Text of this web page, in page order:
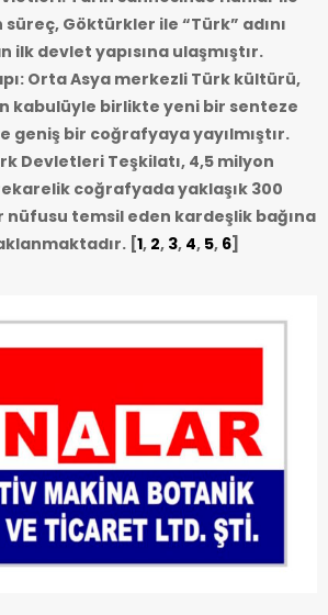
Göktürkler ile “Türk” adını
ilk devlet yapısına ulaşmıştır.
Orta Asya merkezli Türk kültürü,
kabulüyle birlikte yeni bir senteze
geniş bir coğrafyaya yayılmıştır.
Devletleri Teşkilatı, 4,5 milyon
coğrafyada yaklaşık 300
nüfusu temsil eden kardeşlik bağına
[1, 2, 3, 4, 5, 6]